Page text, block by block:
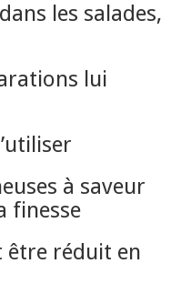
les salades,
lui
à saveur
finesse
être réduit en